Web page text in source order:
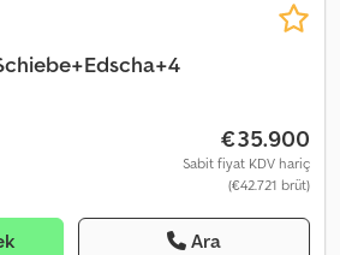
€35.900
Sabit fiyat KDV hariç
(€42.721 brüt)
Ara